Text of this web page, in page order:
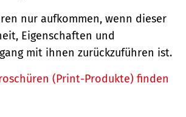
nur aufkommen, wenn dieser
Eigenschaften und
mit ihnen zurückzuführen ist.
(Print-Produkte) finden